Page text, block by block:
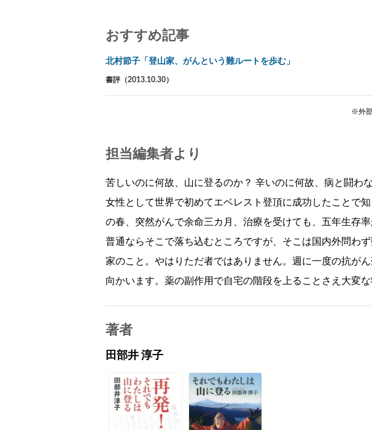
おすすめ記事
北村節子「登山家、がんという難ルートを歩む」
書評（2013.10.30）
※外
担当編集者より
苦しいのに何故、山に登るのか？ 辛いのに何故、病と闘わ
女性として世界で初めてエベレスト登頂に成功したことで
の春、突然がんで余命三カ月、治療を受けても、五年生存率
普通ならそこで落ち込むところですが、そこは国内外問わ
家のこと。やはりただ者ではありません。週に一度の抗が
向かいます。薬の副作用で自宅の階段を上ることさえ大変
著者
田部井 淳子